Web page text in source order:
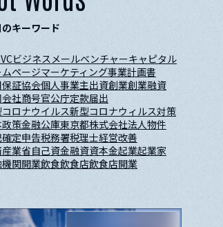
キーワード
VCビジネスメールベンチャーキャピタル
ページマーケティング事業計画書
証協会個人事業主出資創業創業融資
社商号官公庁定款届出
ロナウイルス新型コロナウィルス対策
政策金融公庫東京都株式会社法人物件
確定申告税務署税理士経営改善
業省自己資金融資資本金起業起業家
関開業飲食飲食店飲食店開業